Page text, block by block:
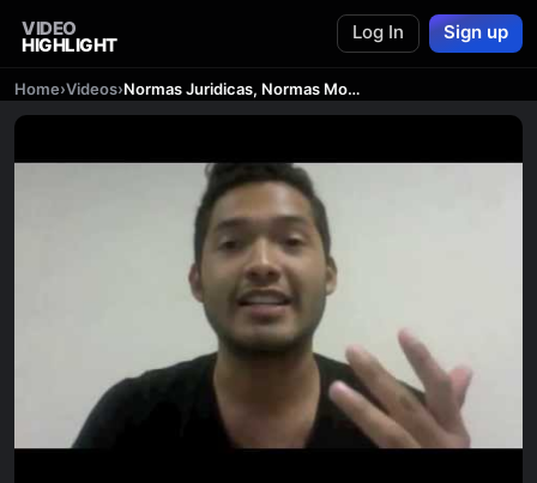
VIDEO
HIGHLIGHT
Log In Sign up
Home›Videos› Normas Juridicas, Normas Morales y Convencionalismos Sociales